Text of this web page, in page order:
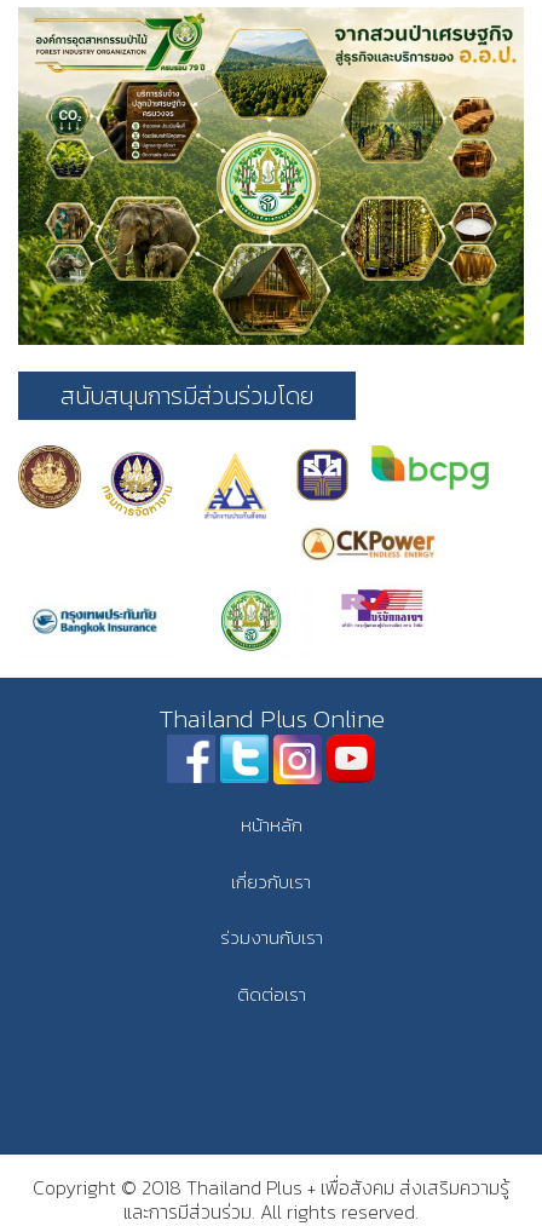
สนับสนุนการมีส่วนร่วมโดย
Thailand Plus Online
หน้าหลัก
เกี่ยวกับเรา
ร่วมงานกับเรา
ติดต่อเรา
Copyright © 2018 Thailand Plus + เพื่อสังคม ส่งเสริมความรู้
และการมีส่วนร่วม. All rights reserved.